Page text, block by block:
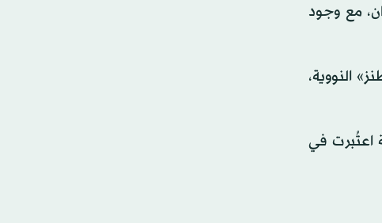
مع وجود
النووية،
اعتُبرت في